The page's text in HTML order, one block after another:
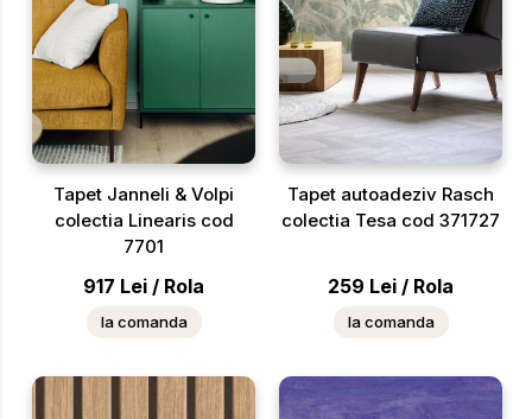
Tapet Janneli & Volpi
colectia Linearis cod
7701
917 Lei / Rola
la comanda
Tapet autoadeziv Rasch
colectia Tesa cod 371727
259 Lei / Rola
la comanda